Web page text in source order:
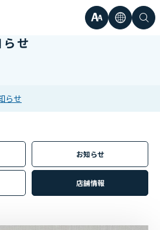
文
イ
ズ
言検
せ
らせ
お知らせ
店舗情報